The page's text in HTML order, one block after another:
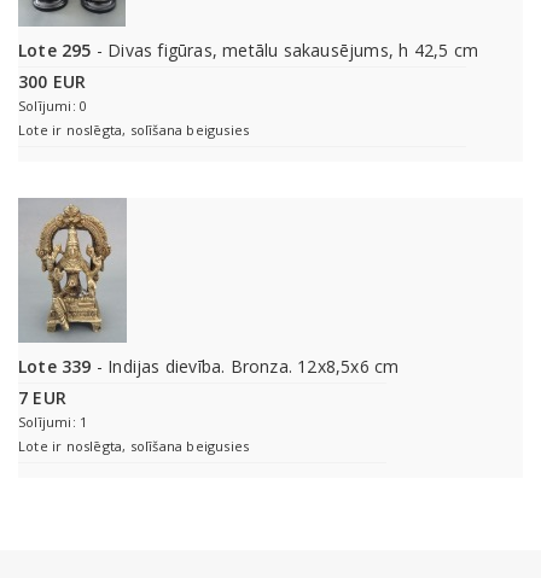
Lote 295 - Divas figūras, metālu sakausējums, h 42,5 cm
300 EUR
Solījumi: 0
Lote ir noslēgta, solīšana beigusies
Lote 339 - Indijas dievība. Bronza. 12x8,5x6 cm
7 EUR
Solījumi: 1
Lote ir noslēgta, solīšana beigusies